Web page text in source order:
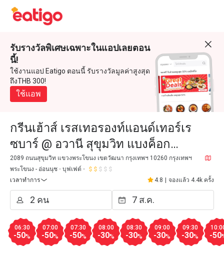
รับรางวัลพิเศษเฉพาะในแอปเลยตอน
นี้!
ใช้งานแอป Eatigo ตอนนี้ รับรางวัลมูลค่าสูงสุด
ถึงTHB 300!
ใช้แอพ
กรีนเฮ้าส์ เรสเทอรองท์แอนด์เทอร์เร
ซบาร์ @ อวานี สุขุมวิท แบงค็อก
(Greenhouse Restaurant & Terrace
Bar @ Avani Sukhumvit Bangkok)
2089 ถนนสุขุมวิท แขวงพระโขนง เขตวัฒนา กรุงเทพฯ 10260 กรุงเทพฯ
พระโขนง - อ่อนนุช
บุฟเฟต์
เวลาทำการ
4.8 จองแล้ว 4.4k ครั้ง
06:30
-50%
07:00
-50%
07:30
-50%
08:00
-30%
08:30
-30%
09:00
-30%
09:30
-30% -50